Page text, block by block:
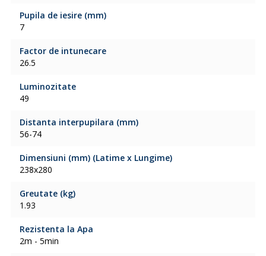
Pupila de iesire (mm)
7
Factor de intunecare
26.5
Luminozitate
49
Distanta interpupilara (mm)
56-74
Dimensiuni (mm) (Latime x Lungime)
238x280
Greutate (kg)
1.93
Rezistenta la Apa
2m - 5min